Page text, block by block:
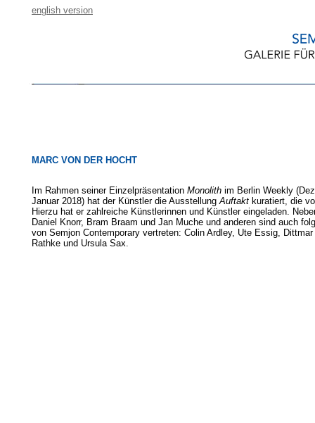
english version
MARC VON DER HOCHT
Im Rahmen seiner Einzelpräsentation Monolith im Berlin Weekly
Januar 2018) hat der Künstler die AusstellungAuftakt kuratiert, die
Hierzu hat er zahlreiche Künstlerinnen und Künstler eingeladen.
Daniel Knorr, Bram Braam und Jan Muche und anderen sind auch
von Semjon Contemporary vertreten: Colin Ardley, Ute Essig, Dittmar
Rathke und Ursula Sax.